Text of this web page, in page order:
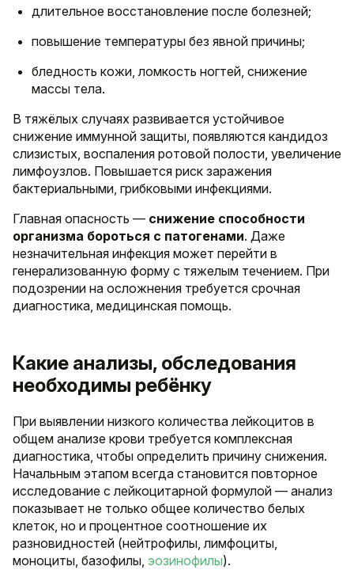
длительное восстановление после болезней;
повышение температуры без явной причины;
бледность кожи, ломкость ногтей, снижение
массы тела.
В тяжёлых случаях развивается устойчивое
снижение иммунной защиты, появляются кандидоз
слизистых, воспаления ротовой полости, увеличение
лимфоузлов. Повышается риск заражения
бактериальными, грибковыми инфекциями.
Главная опасность — снижение способности
организма бороться с патогенами. Даже
незначительная инфекция может перейти в
генерализованную форму с тяжелым течением. При
подозрении на осложнения требуется срочная
диагностика, медицинская помощь.
Какие анализы, обследования
необходимы ребёнку
При выявлении низкого количества лейкоцитов в
общем анализе крови требуется комплексная
диагностика, чтобы определить причину снижения.
Начальным этапом всегда становится повторное
исследование с лейкоцитарной формулой — анализ
показывает не только общее количество белых
клеток, но и процентное соотношение их
разновидностей (нейтрофилы, лимфоциты,
моноциты, базофилы, эозинофилы).